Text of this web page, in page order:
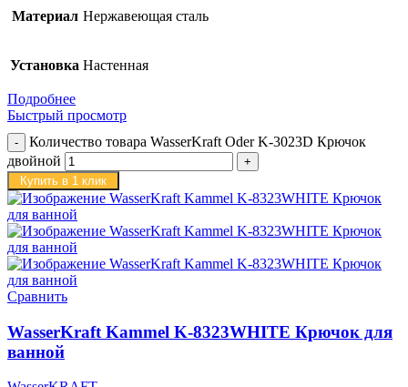
Материал Нержавеющая сталь
Установка Настенная
Подробнее
Быстрый просмотр
Количество товара WasserKraft Oder K-3023D Крючок
двойной
Купить в 1 клик
Сравнить
WasserKraft Kammel K-8323WHITE Крючок для
ванной